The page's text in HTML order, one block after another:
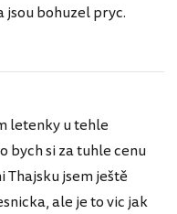
jsou bohuzel pryc.
letenky u tehle
bych si za tuhle cenu
jsem ještě
ale je to vic jak